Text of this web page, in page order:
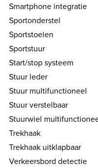
Smartphone integratie
Sportonderstel
Sportstoelen
Sportstuur
Start/stop systeem
Stuur leder
Stuur multifunctioneel
Stuur verstelbaar
Stuurwiel
Trekhaak
Trekhaak uitklapbaar
Verkeersbord detectie